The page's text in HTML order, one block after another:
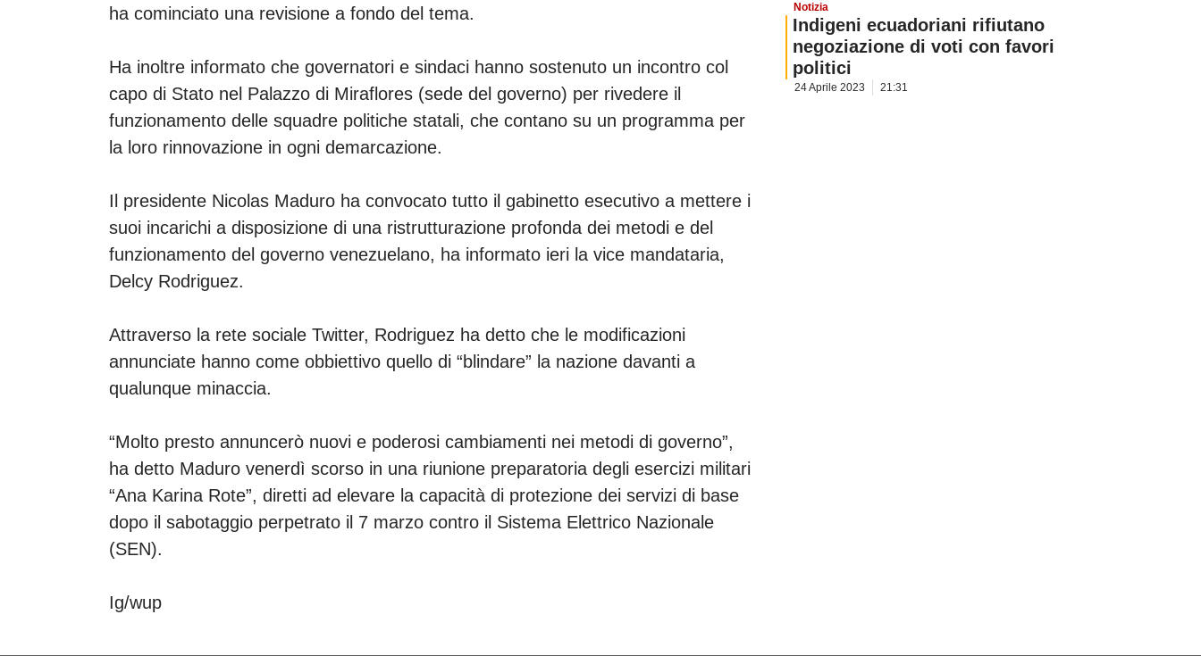
ha cominciato una revisione a fondo del tema.
Ha inoltre informato che governatori e sindaci hanno sostenuto un incontro col
capo di Stato nel Palazzo di Miraflores (sede del governo) per rivedere il
funzionamento delle squadre politiche statali, che contano su un programma per
la loro rinnovazione in ogni demarcazione.
Il presidente Nicolas Maduro ha convocato tutto il gabinetto esecutivo a mettere i
suoi incarichi a disposizione di una ristrutturazione profonda dei metodi e del
funzionamento del governo venezuelano, ha informato ieri la vice mandataria,
Delcy Rodriguez.
Attraverso la rete sociale Twitter, Rodriguez ha detto che le modificazioni
annunciate hanno come obbiettivo quello di “blindare” la nazione davanti a
qualunque minaccia.
“Molto presto annuncerò nuovi e poderosi cambiamenti nei metodi di governo”,
ha detto Maduro venerdì scorso in una riunione preparatoria degli esercizi militari
“Ana Karina Rote”, diretti ad elevare la capacità di protezione dei servizi di base
dopo il sabotaggio perpetrato il 7 marzo contro il Sistema Elettrico Nazionale
(SEN).
Ig/wup
Notizia
Indigeni ecuadoriani rifiutano
negoziazione di voti con favori
politici
24 Aprile 2023 21:31